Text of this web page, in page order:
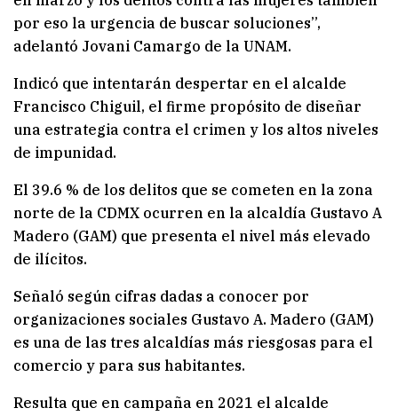
por eso la urgencia de buscar soluciones”,
adelantó Jovani Camargo de la UNAM.
Indicó que intentarán despertar en el alcalde
Francisco Chiguil, el firme propósito de diseñar
una estrategia contra el crimen y los altos niveles
de impunidad.
El 39.6 % de los delitos que se cometen en la zona
norte de la CDMX ocurren en la alcaldía Gustavo A
Madero (GAM) que presenta el nivel más elevado
de ilícitos.
Señaló según cifras dadas a conocer por
organizaciones sociales Gustavo A. Madero (GAM)
es una de las tres alcaldías más riesgosas para el
comercio y para sus habitantes.
Resulta que en campaña en 2021 el alcalde